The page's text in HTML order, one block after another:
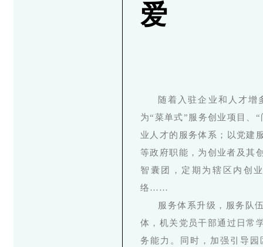
爱
随着入驻企业和人才增
为“菜单式”服务创业项目、
业人才的服务体系；以党建
等政府职能，为创业者及其
智囊团，定期为辖区内创
络……
服务体系升级，服务队
体，机关党员干部通过日常
务能力。同时，加强引导